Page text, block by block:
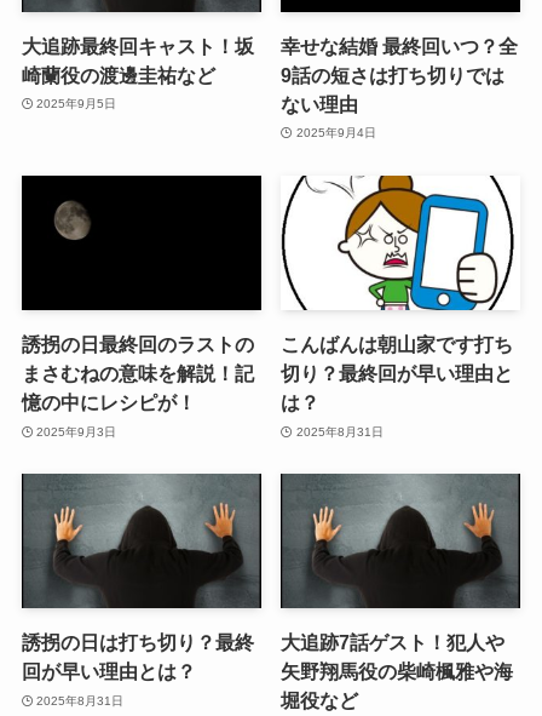
大追跡最終回キャスト！坂
崎蘭役の渡邊圭祐など
2025年9月5日
幸せな結婚 最終回いつ？全
9話の短さは打ち切りでは
ない理由
2025年9月4日
誘拐の日最終回のラストの
まさむねの意味を解説！記
憶の中にレシピが！
2025年9月3日
こんばんは朝山家です打ち
切り？最終回が早い理由と
は？
2025年8月31日
誘拐の日は打ち切り？最終
回が早い理由とは？
2025年8月31日
大追跡7話ゲスト！犯人や
矢野翔馬役の柴崎楓雅や海
堀役など